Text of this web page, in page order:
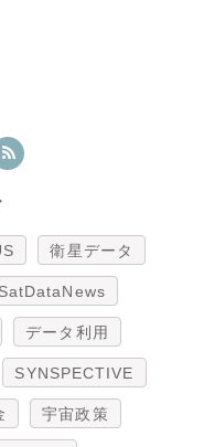
衛星データ
データ利用
SYNSPECTIVE
宇宙政策